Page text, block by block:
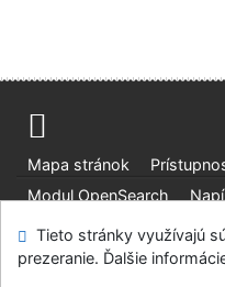
Mapa stránok
Modul OpenSearch
Slovenská lesnícka a
univerzite vo Zvolene
Tieto stránky využívajú
prezeranie. Ďalšie